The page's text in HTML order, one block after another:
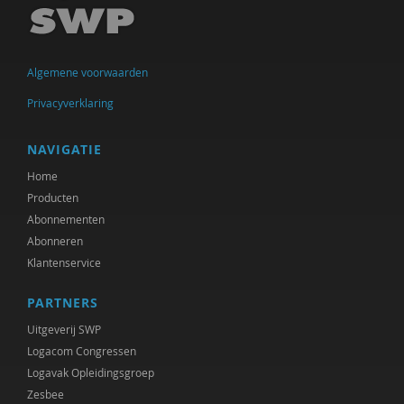
Mirjam-Iris Crox
Richard de Brabander
Peter de Groot
Michiel de Ronde
Marcel de Rooij
Ineke de Vries
Jan den Bakker
Gerard Drosterij
Saar Frieling
Marjorieke Glaudemans
Algemene voorwaarden
Privacyverklaring
NAVIGATIE
Home
Producten
Abonnementen
Abonneren
Klantenservice
PARTNERS
Uitgeverij SWP
Logacom Congressen
Logavak Opleidingsgroep
Zesbee